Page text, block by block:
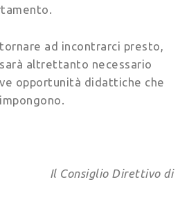
ad incontrarci presto,
altrettanto necessario
opportunità didattiche che
Il Consiglio Direttivo di